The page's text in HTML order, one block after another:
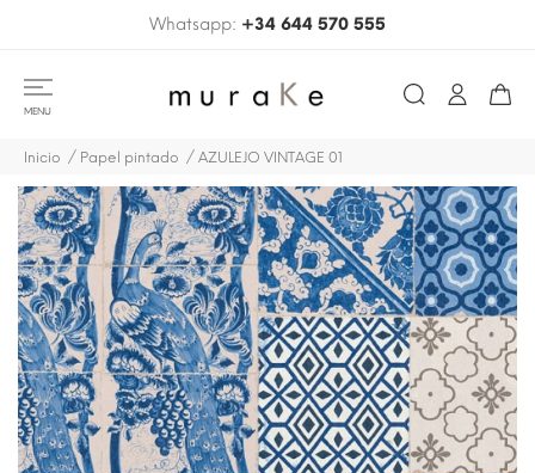
Whatsapp: +34 644 570 555
MENU
Inicio Papel pintado AZULEJO VINTAGE 01